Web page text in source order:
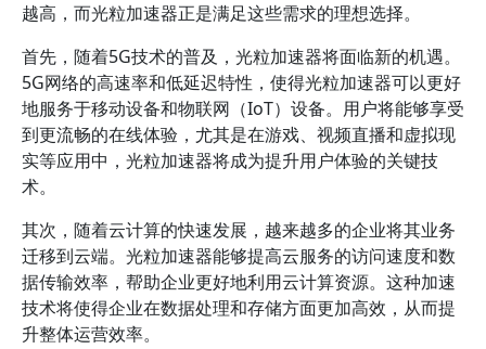
越高，而光粒加速器正是满足这些需求的理想选择。
首先，随着5G技术的普及，光粒加速器将面临新的机遇。
5G网络的高速率和低延迟特性，使得光粒加速器可以更好
地服务于移动设备和物联网（IoT）设备。用户将能够享受
到更流畅的在线体验，尤其是在游戏、视频直播和虚拟现
实等应用中，光粒加速器将成为提升用户体验的关键技
术。
其次，随着云计算的快速发展，越来越多的企业将其业务
迁移到云端。光粒加速器能够提高云服务的访问速度和数
据传输效率，帮助企业更好地利用云计算资源。这种加速
技术将使得企业在数据处理和存储方面更加高效，从而提
升整体运营效率。